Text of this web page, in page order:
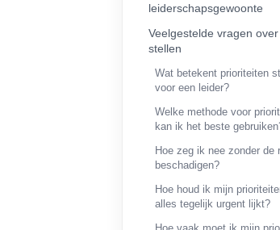
leiderschapsgewoonte
Veelgestelde vragen
stellen
Wat betekent prioriteiten
voor een leider?
Welke methode voor
kan ik het beste
Hoe zeg ik nee zonder de
beschadigen?
Hoe houd ik mijn
alles tegelijk urgent lijkt?